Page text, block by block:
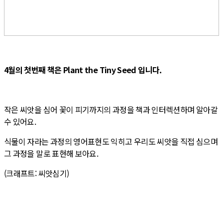
4월의 첫번째 책은 Plant the Tiny Seed 입니다.
작은 씨앗을 심어 꽃이 피기까지의 과정을 책과 인터렉션하며 알아갈
수 있어요.
식물이 자라는 과정의 영어표현도 익히고 우리도 씨앗을 직접 심으며
그 과정을 말로 표현해 보아요.
(크래프트: 씨앗심기)